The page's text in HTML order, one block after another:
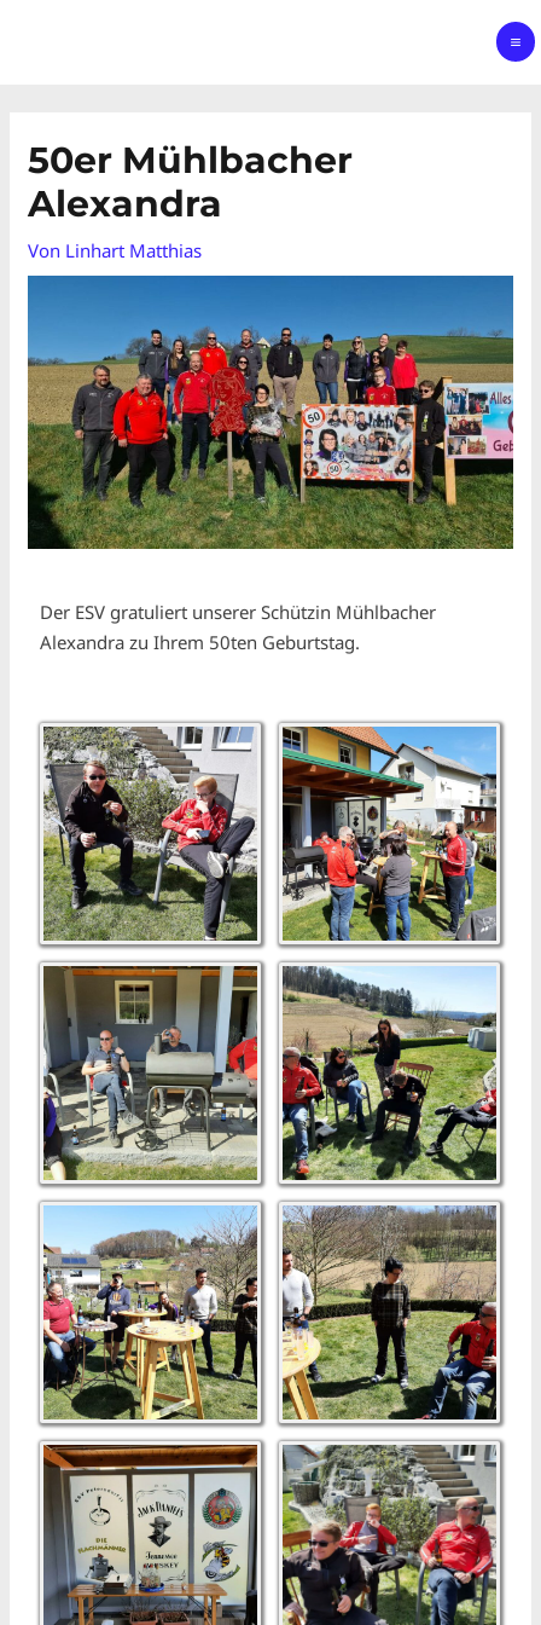
50er Mühlbacher
Alexandra
Von Linhart Matthias
Der ESV gratuliert unserer Schützin Mühlbacher
Alexandra zu Ihrem 50ten Geburtstag.